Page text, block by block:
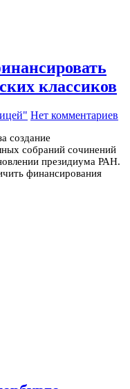
классиков
Нет комментариев
создание
собраний сочинений
президиума РАН.
финансирования